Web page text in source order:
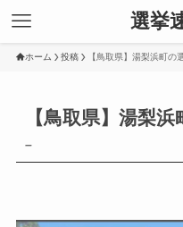
選挙
ホーム 投稿 【鳥取県】湯梨浜町の
【鳥取県】湯梨
–